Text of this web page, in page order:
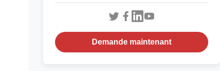
Demande maintenant